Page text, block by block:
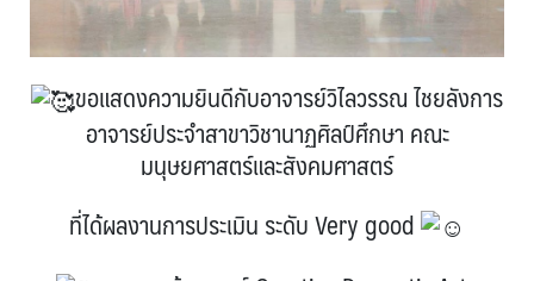
ขอแสดงความยินดีกับอาจารย์วิไลวรรณ ไชยลังการ
อาจารย์ประจำสาขาวิชานาฏศิลป์ศึกษา คณะ
มนุษยศาสตร์และสังคมศาสตร์
ที่ได้ผลงานการประเมิน ระดับ Very good